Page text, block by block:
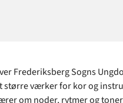
Frederiksberg Sogns
større værker for kor og
om noder, rytmer og